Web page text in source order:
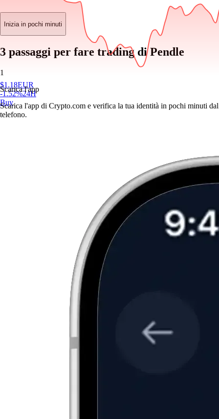
$1.18EUR
-1.52%24H
Buy
Inizia in pochi minuti
3 passaggi per fare trading di Pendle
1
Scarica l'app
Scarica l'app di Crypto.com e verifica la tua identità in pochi minuti dal
telefono.